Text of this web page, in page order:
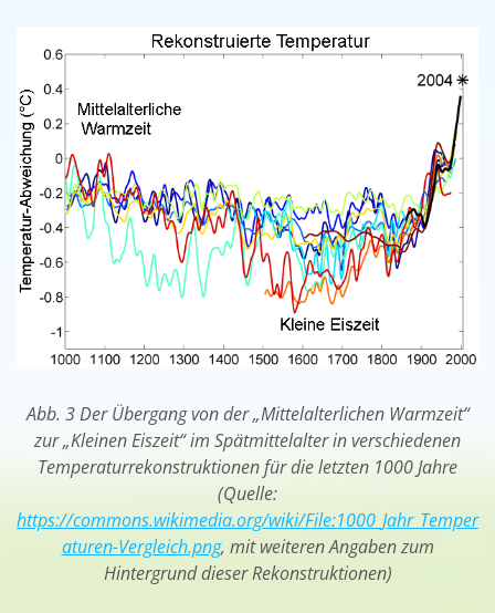
Abb. 3 Der Übergang von der „Mittelalterlichen Warmzeit“
zur „Kleinen Eiszeit“ im Spätmittelalter in verschiedenen
Temperaturrekonstruktionen für die letzten 1000 Jahre
(Quelle:
https://commons.wikimedia.org/wiki/File:1000_Jahr_Temper
aturen-Vergleich.png, mit weiteren Angaben zum
Hintergrund dieser Rekonstruktionen)